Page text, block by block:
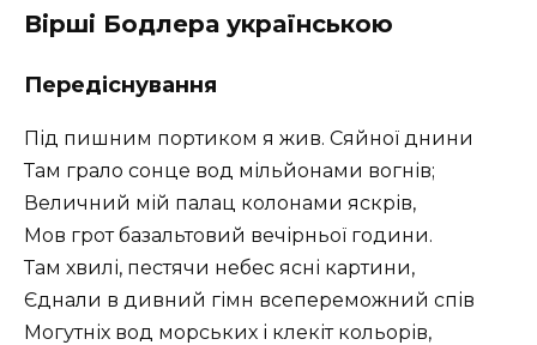
Вірші Бодлера українською
Передіснування
Під пишним портиком я жив. Сяйної днини
Там грало сонце вод мільйонами вогнів;
Величний мій палац колонами яскрів,
Мов грот базальтовий вечірньої години.
Там хвилі, пестячи небес ясні картини,
Єднали в дивний гімн всепереможний спів
Могутніх вод морських і клекіт кольорів,